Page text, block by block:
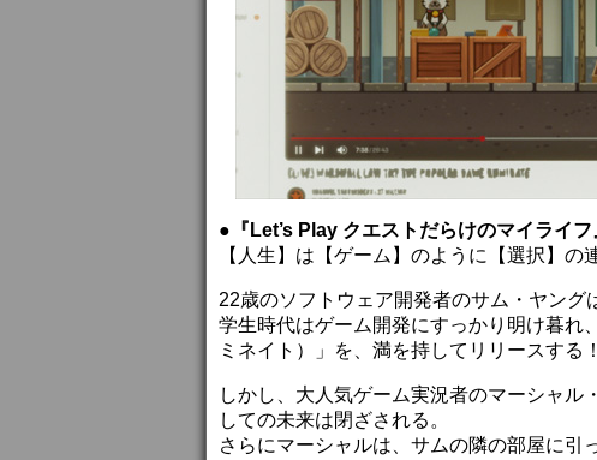
●『Let’s Play クエストだらけのマイライフ
【人生】は【ゲーム】のように【選択】
22歳のソフトウェア開発者のサム・ヤング
学生時代はゲーム開発にすっかり明け暮れ
ミネイト）」を、満を持してリリースする！
しかし、大人気ゲーム実況者のマーシャル
しての未来は閉ざされる。
さらにマーシャルは、サムの隣の部屋に引